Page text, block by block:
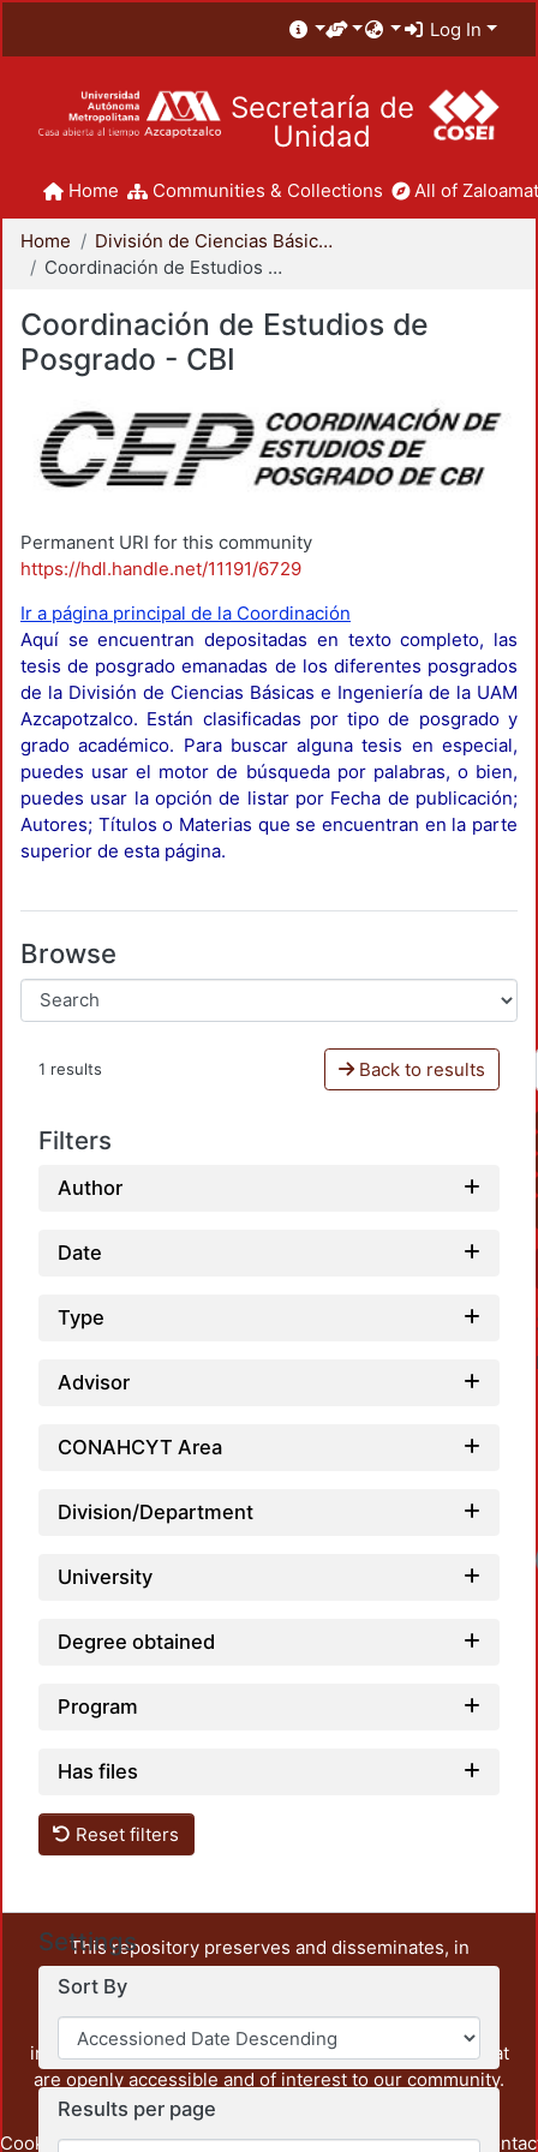
Log In
Secretaría de
Unidad
Home Communities & Collections All of
Home
División de Ciencias Básicas e Ingeniería
Coordinación de Estudios de Posgrado - CBI
Coordinación de Estudios de
Posgrado - CBI
Permanent URI for this community
https://hdl.handle.net/11191/6729
Ir a página principal de la Coordinación
Aquí se encuentran depositadas en texto completo, las
tesis de posgrado emanadas de los diferentes posgrados
de la División de Ciencias Básicas e Ingeniería de la UAM
Azcapotzalco. Están clasificadas por tipo de posgrado y
grado académico. Para buscar alguna tesis en especial,
puedes usar el motor de búsqueda por palabras, o bien,
puedes usar la opción de listar por Fecha de publicación;
Autores; Títulos o Materias que se encuentran en la parte
superior de esta página.
Browse
1 results Back to results
Filters
Author
Date
Type
Advisor
CONAHCYT Area
Division/Department
University
Degree obtained
Program
Has files
Reset filters
Settings
Sort By
Results per page
This repository preserves and disseminates, in
unrestricted open access, the teaching and research
output of UAM Azcapotzalco. It also includes some
administrative and graphic documents from the
institution, as well as content from other institutions that
are openly accessible and of interest to our community.
Cookie Privacy End User Send